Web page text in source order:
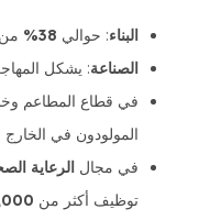
البناء: حوالي 38%
الصناعة: يشكل
في قطاع المطاعم
المولودون في الخارج
في مجال الرعاية
توظيف أكثر من